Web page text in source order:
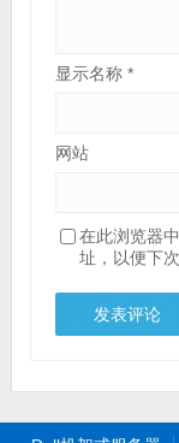
显示名称 *
网站
在此浏览器
址，以便下